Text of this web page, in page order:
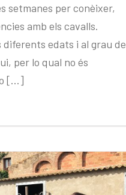
setmanes per conèixer,
amb els cavalls.
diferents edats i al grau de
per lo qual no és
[...]